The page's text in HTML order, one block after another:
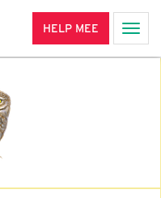
HELP MEE